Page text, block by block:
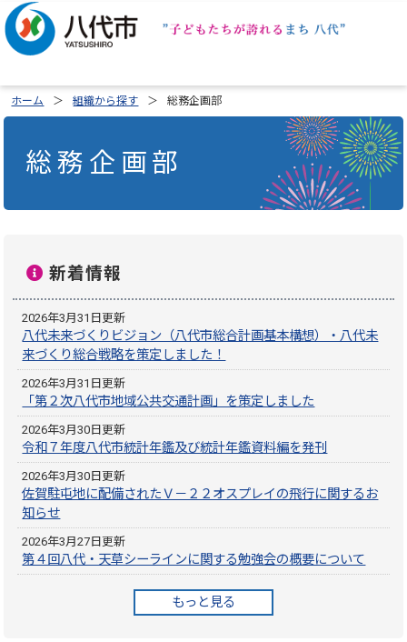
ホーム 組織から探す 総務企画部
総務企画部
新着情報
2026年3月31日更新
八代未来づくりビジョン（八代市総合計画基本構想）・八代未
来づくり総合戦略を策定しました！
2026年3月31日更新
「第２次八代市地域公共交通計画」を策定しました
2026年3月30日更新
令和７年度八代市統計年鑑及び統計年鑑資料編を発刊
2026年3月30日更新
佐賀駐屯地に配備されたＶ－２２オスプレイの飛行に関するお
知らせ
2026年3月27日更新
第４回八代・天草シーラインに関する勉強会の概要について
もっと見る